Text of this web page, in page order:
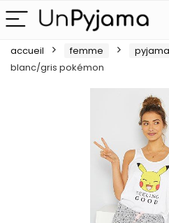
accueil femme pyjama
blanc/gris pokémon